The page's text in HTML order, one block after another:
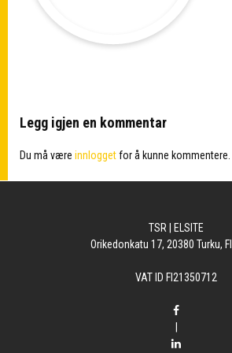
Legg igjen en kommentar
Du må være innloggetfor å kunne kommentere.
TSR | ELSITE
Orikedonkatu 17, 20380 Turku,
VAT ID FI21350712